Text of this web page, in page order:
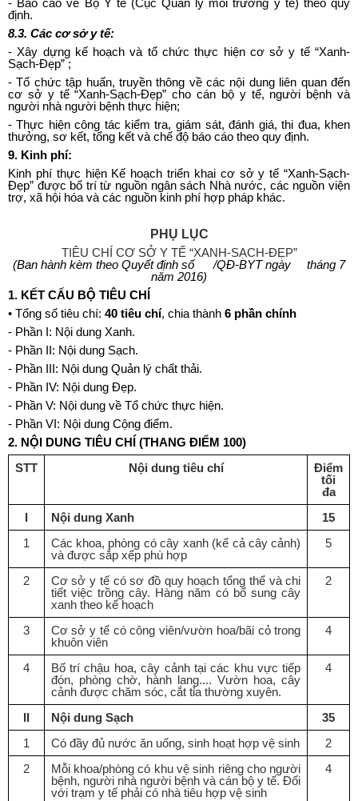
- Báo cáo về Bộ Y tế (Cục Quản lý môi trường y tế) theo quy
định.
8.3. Các cơ sở y tế:
-Xây dựng kế hoạch và tổ chức thực hiện cơ sở y tế “Xanh-
Sạch-Đẹp” ;
-Tổ chức tập huấn, truyền thông về các nội dung liên quan đến
cơ sở y tế “Xanh-Sạch-Đẹp” cho cán bộ y tế, người bệnh và
người nhà người bệnh thực hiện;
-Thực hiện công tác kiểm tra, giám sát, đánh giá, thi đua, khen
thưởng, sơ kết, tổng kết và chế độ báo cáo theo quy định.
9. Kinh phí:
Kinh phí thực hiện Kế hoạch triển khai cơ sở y tế “Xanh-Sạch-
Đẹp” được bố trí từ nguồn ngân sách Nhà nước, các nguồn viện
trợ, xã hội hóa và các nguồn kinh phí hợp pháp khác.
PHỤ LỤC
TIÊU CHÍ CƠ SỞ Y TẾ “XANH-SẠCH-ĐẸP”
(Ban hành kèm theo Quyết định số
/QĐ-BYT ngày
tháng 7
năm 2016)
1. KẾT CẤU BỘ TIÊU CHÍ
• Tổng số tiêu chí: 40 tiêu chí, chia thành 6 phần chính
- Phần I: Nội dung Xanh.
- Phần II: Nội dung Sạch.
- Phần III: Nội dung Quản lý chất thải.
- Phần IV: Nội dung Đẹp.
- Phần V: Nội dung về Tổ chức thực hiện.
- Phần VI: Nội dung Cộng điểm.
2. NỘI DUNG TIÊU CHÍ (THANG ĐIỂM 100)
STT
Nội dung tiêu chí
Điểm
tối
đa
I
Nội dung Xanh
15
1
Các khoa, phòng có cây xanh (kể cả cây cảnh)
và được sắp xếp phù hợp
5
2
Cơ sở y tế có sơ đồ quy hoạch tổng thể và chi
tiết việc trồng cây. Hàng năm có bổ sung cây
xanh theo kế hoạch
2
3 Cơ sở y tế có công viên/vườn hoa/bãi cỏ trong
khuôn viên
4
4 Bố trí chậu hoa, cây cảnh tại các khu vực tiếp
đón, phòng chờ, hành lang.... Vườn hoa, cây
cảnh được chăm sóc, cắt tỉa thường xuyên.
4
II Nội dung Sạch
35
1
Có đầy đủ nước ăn uống, sinh hoạt hợp vệ sinh
2
2
Mỗi khoa/phòng có khu vệ sinh riêng cho người
bệnh, người nhà người bệnh và cán bộ y tế. Đối
với trạm y tế phải có nhà tiêu hợp vệ sinh
4